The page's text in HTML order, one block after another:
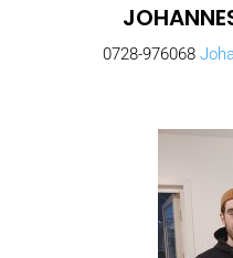
0728-976068